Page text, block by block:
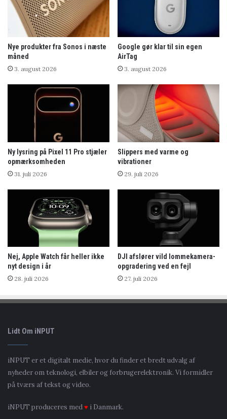
Nye produkter fra Sonos i næste
måned
3. august 2026
Google gør klar til sin egen
AirTag
3. august 2026
Ny lysring på Pixel 11 Pro stjæler
opmærksomheden
31. juli 2026
Slippers med varme og
vibrationer
29. juli 2026
Nej, Apple Watch får heller ikke
nyt design i år
28. juli 2026
DJI afslører vild lommekamera-
opgradering ved en fejl
27. juli 2026
Lidt Om iNPUT
iNPUT er et digitalt medie, hvor du finder et bredt udvalg af
nyheder om teknologi, elbiler og forbrugerelektronik. Vi formidler
på tværs af tekst og video.
iNPUT produceres med♥ i Danmark.